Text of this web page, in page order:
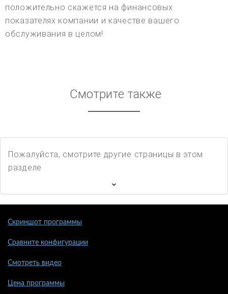
положительно скажется на финансовых
показателях компании и качестве вашего
обслуживания в целом!
Смотрите также
Пожалуйста, смотрите другие страницы в этом
разделе
Скриншот программы
Сравните конфигурации
Смотреть видео
Цена программы